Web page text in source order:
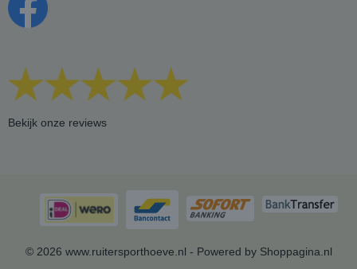
Bekijk onze reviews
© 2026 www.ruitersporthoeve.nl - Powered by Shoppagina.nl